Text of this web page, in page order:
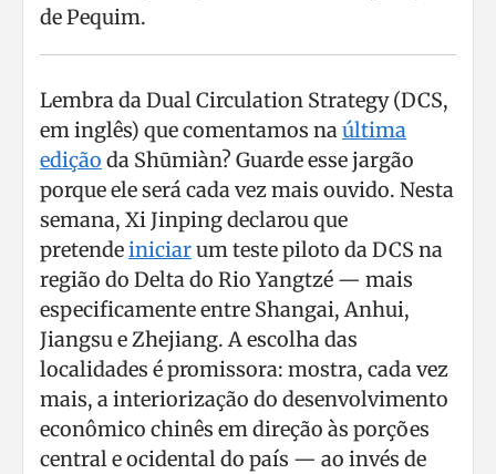
de Pequim.
Lembra da Dual Circulation Strategy (DCS,
em inglês) que comentamos naúltima
edição da Shūmiàn? Guarde esse jargão
porque ele será cada vez mais ouvido. Nesta
semana, Xi Jinping declarou que
pretendeiniciarum teste piloto da DCS na
região do Delta do Rio Yangtzé — mais
especificamente entre Shangai, Anhui,
Jiangsu e Zhejiang. A escolha das
localidades é promissora: mostra, cada vez
mais, a interiorização do desenvolvimento
econômico chinês em direção às porções
central e ocidental do país — ao invés de